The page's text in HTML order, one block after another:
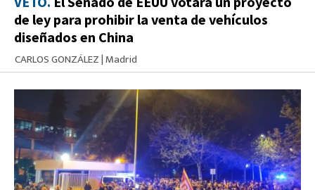
de ley para prohibir la venta de vehículos
diseñados en China
CARLOS GONZÁLEZ|Madrid